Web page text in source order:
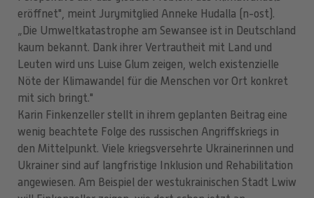
eröffnet", meint Jurymitglied Anneke Hudalla (n-ost).
„Die Umweltkatastrophe am Sewansee ist in Deutschland
kaum bekannt. Dank ihrer Vertrautheit mit Land und
Leuten wird uns Luise Glum zeigen, welch existenzielle
Nöte der Klimawandel für die Menschen vor Ort konkret
mit sich bringt."
Karin Finkenzeller stellt in ihrem geplanten Beitrag eine
wenig beachtete Folge des russischen Angriffskriegs in
den Mittelpunkt. Viele kriegsversehrte Ukrainerinnen und
Ukrainer sind auf langfristige Inklusion und Rehabilitation
angewiesen. Am Beispiel der westukrainischen Stadt Lwiw